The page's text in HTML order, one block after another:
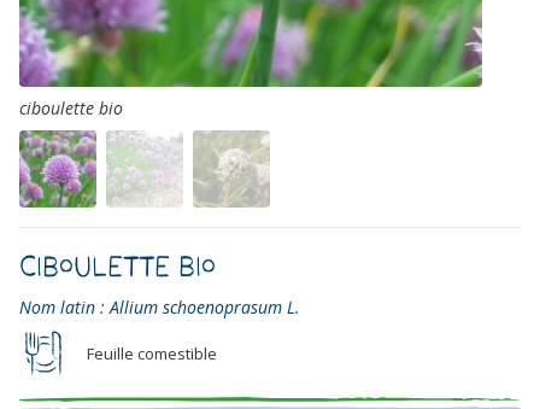
ciboulette bio
Ciboulette Bio
Nom latin : Allium schoenoprasum L.
Feuille comestible